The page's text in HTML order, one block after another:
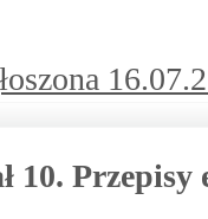
10.